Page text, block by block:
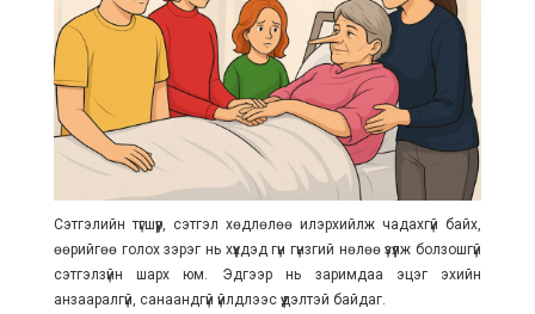
Сэтгэлийн түгшүүр, сэтгэл хөдлөлөө илэрхийлж чадахгүй байх,
өөрийгөө голох зэрэг нь хүүхдэд гүн гүнзгий нөлөө үзүүлж болзошгүй
сэтгэлзүйн шарх юм. Эдгээр нь заримдаа эцэг эхийн
анзааралгүй, санаандгүй үйлдлээс үүдэлтэй байдаг.